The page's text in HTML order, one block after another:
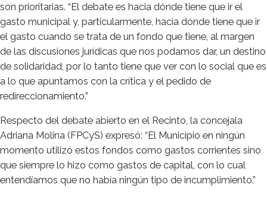
son prioritarias. “El debate es hacia dónde tiene que ir el
gasto municipal y, particularmente, hacia dónde tiene que ir
el gasto cuando se trata de un fondo que tiene, al margen
de las discusiones jurídicas que nos podamos dar, un destino
de solidaridad, por lo tanto tiene que ver con lo social que es
a lo que apuntamos con la crítica y el pedido de
redireccionamiento.”
Respecto del debate abierto en el Recinto, la concejala
Adriana Molina (FPCyS) expresó: “El Municipio en ningún
momento utilizó estos fondos como gastos corrientes sino
que siempre lo hizo como gastos de capital, con lo cual
entendíamos que no había ningún tipo de incumplimiento.”